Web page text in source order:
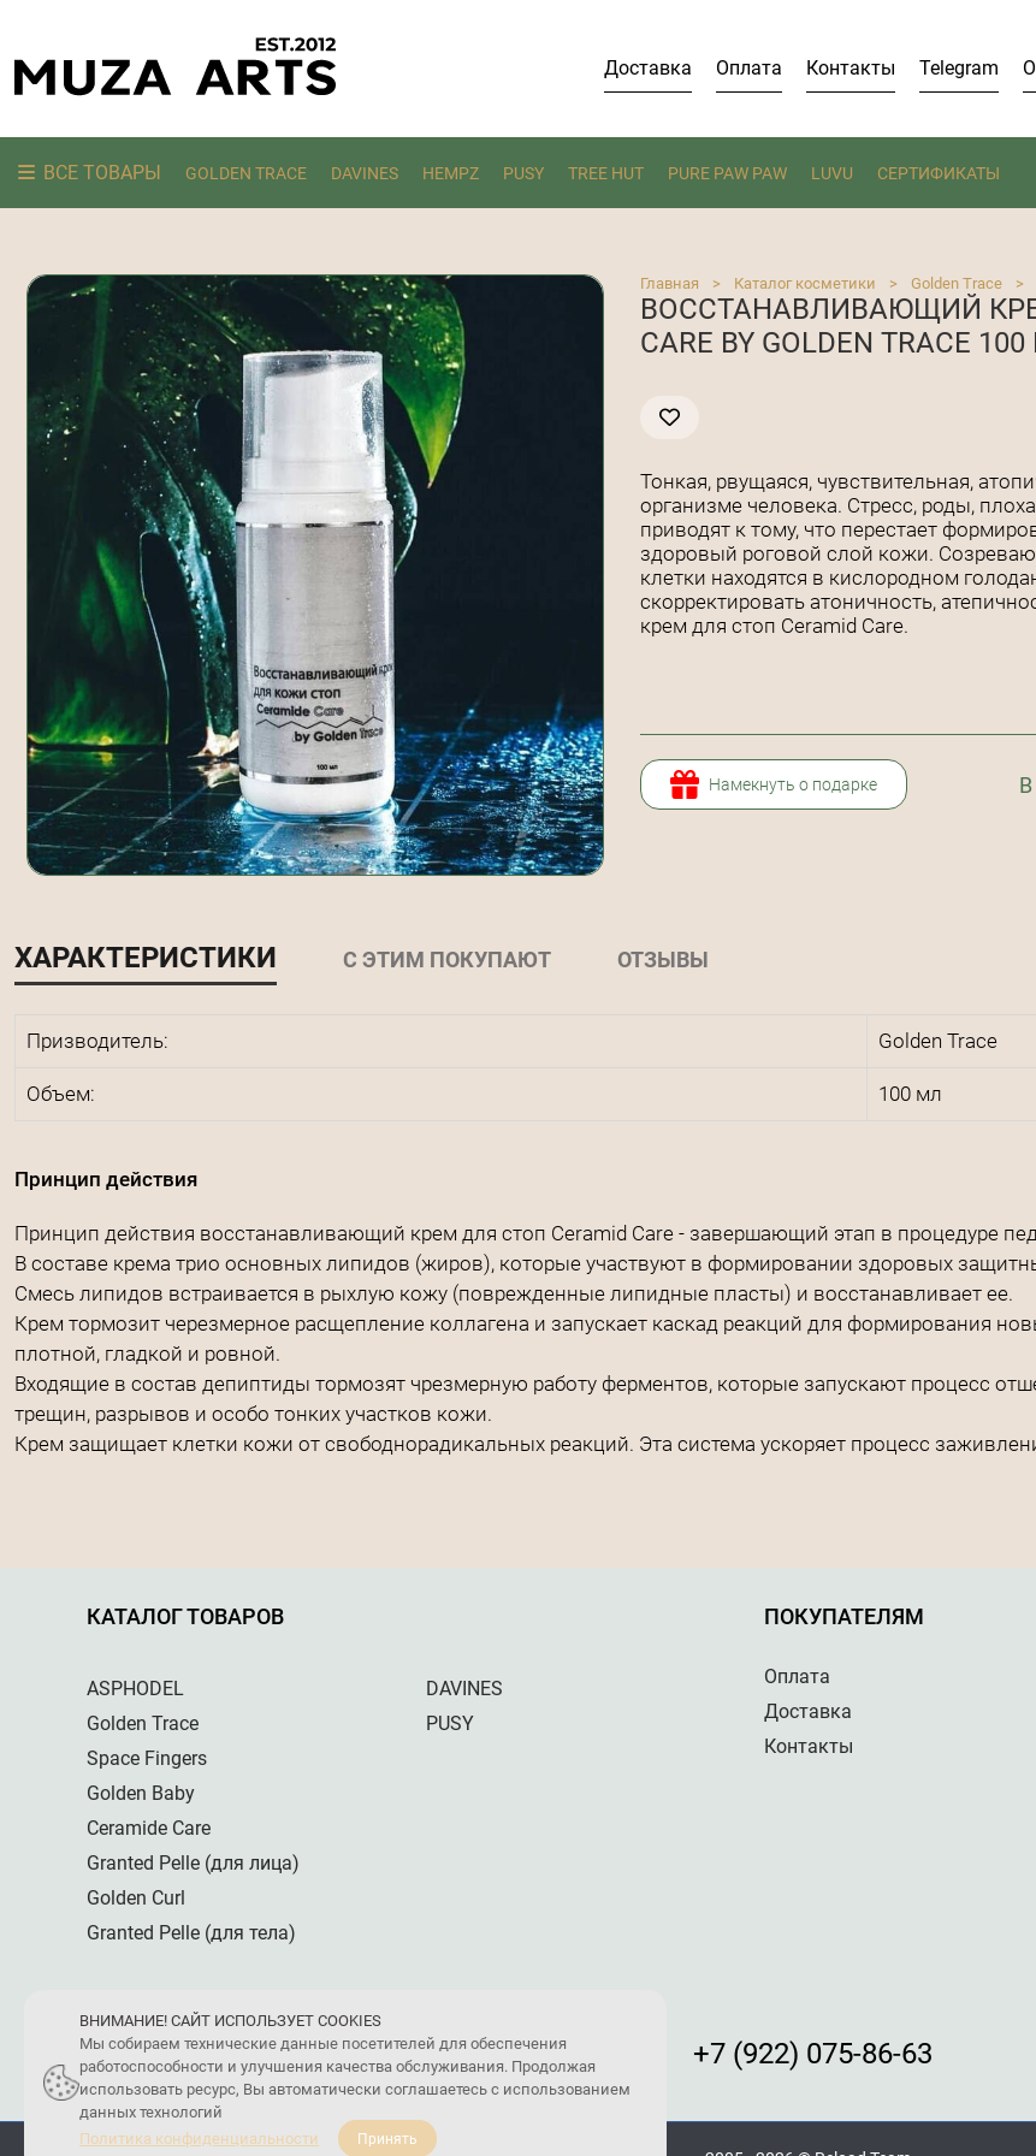
Доставка Оплата Контакты Telegram
ВСЕ ТОВАРЫ GOLDEN TRACE DAVINES HEMPZ PUSY TREE HUT PURE PAW PAW LUVU СЕРТИФИКАТЫ
Главная
> Каталог косметики > Golden Trace >
ВОССТАНАВЛИВАЮЩИЙ
CARE BY GOLDEN TRACE
Тонкая, рвущаяся, чувствительная,
организме человека. Стресс, роды,
приводят к тому, что перестает
здоровый роговой слой кожи.
клетки находятся в кислородном
скорректировать атоничность,
крем для стоп Ceramid Care.
Намекнуть о подарке
ХАРАКТЕРИСТИКИ С ЭТИМ ПОКУПАЮТ ОТЗЫВЫ
Призводитель: Golden Trace
Объем: 100 мл
Принцип действия
Принцип действия восстанавливающий крем для стоп Ceramid Care - завершающий этап в процедуре
В составе крема трио основных липидов (жиров), которые участвуют в формировании здоровых
Смесь липидов встраивается в рыхлую кожу (поврежденные липидные пласты) и восстанавливает ее.
Крем тормозит черезмерное расщепление коллагена и запускает каскад реакций для формирования
плотной, гладкой и ровной.
Входящие в состав депиптиды тормозят чрезмерную работу ферментов, которые запускают процесс
трещин, разрывов и особо тонких участков кожи.
Крем защищает клетки кожи от свободнорадикальных реакций. Эта система ускоряет процесс
КАТАЛОГ ТОВАРОВ
ASPHODEL
Golden Trace
Space Fingers
Golden Baby
Ceramide Care
Granted Pelle (для лица)
Golden Curl
Granted Pelle (для тела)
DAVINES
PUSY
ПОКУПАТЕЛЯМ
Оплата
Доставка
Контакты
+7 (922) 075-86-63
ВНИМАНИЕ! САЙТ ИСПОЛЬЗУЕТ COOKIES
Мы собираем технические данные посетителей для обеспечения
работоспособности и улучшения качества обслуживания. Продолжая
использовать ресурс, Вы автоматически соглашаетесь с использованием
данных технологий
Политика конфиденциальности
Принять